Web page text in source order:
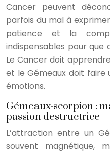
Cancer peuvent
parfois du mal à
patience et la
indispensables pour que
Le Cancer doit
et le Gémeaux doit
émotions.
Gémeaux-scorpion :
passion destructrice
L’attraction entre un
souvent magnétique,